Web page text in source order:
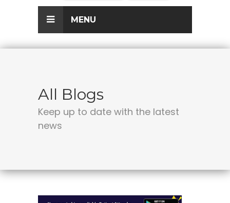
MENU
All Blogs
Keep up to date with the latest
news